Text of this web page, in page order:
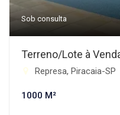
Sob consulta
Terreno/Lote à
Represa, Piracaia-SP
1000 M²